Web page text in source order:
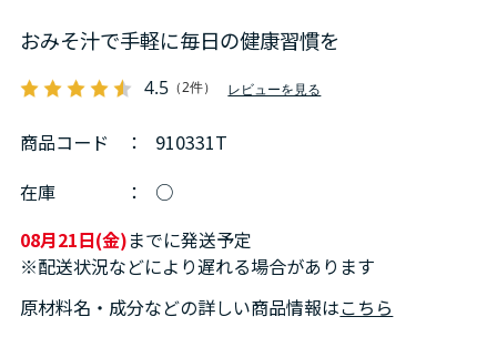
おみそ汁で手軽に毎日の健康習慣を
4.5 （2件） レビューを見る
商品コード ：
910331T
在庫
： ○
08月21日(金)までに発送予定
※配送状況などにより遅れる場合があります
原材料名・成分などの詳しい商品情報はこちら